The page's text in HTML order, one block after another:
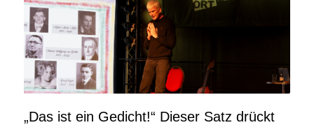
„Das ist ein Gedicht!“ Dieser Satz drückt